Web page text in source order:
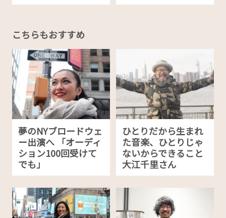
こちらもおすすめ
夢のNYブロードウェ
ー出演へ 「オーディ
ション100回受けて
でも」
ひとりだから生まれ
た音楽、ひとりじゃ
ないからできること
大江千里さん